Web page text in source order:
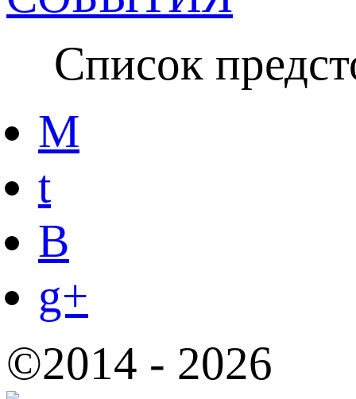
Список
M
t
B
g+
©2014 - 2026